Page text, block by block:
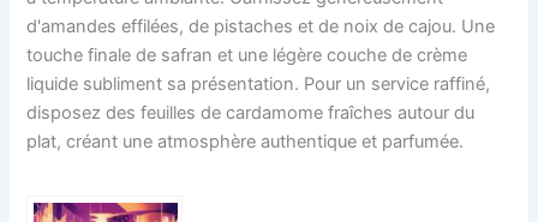
d'amandes effilées, de pistaches et de noix de cajou. Une
touche finale de safran et une légère couche de crème
liquide subliment sa présentation. Pour un service raffiné,
disposez des feuilles de cardamome fraîches autour du
plat, créant une atmosphère authentique et parfumée.